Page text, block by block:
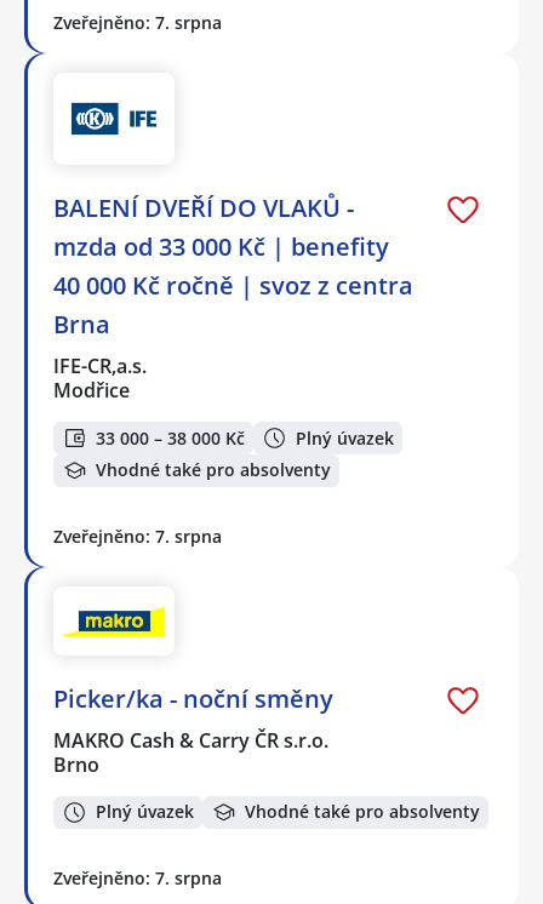
Zveřejněno: 7. srpna
BALENÍ DVEŘÍ DO VLAKŮ -
mzda od 33 000 Kč | benefity
40 000 Kč ročně | svoz z centra
Brna
IFE-CR,a.s.
Modřice
33 000 – 38 000 Kč
Plný úvazek
Vhodné také pro absolventy
Zveřejněno: 7. srpna
Picker/ka - noční směny
MAKRO Cash & Carry ČR s.r.o.
Brno
Plný úvazek Vhodné také pro absolventy
Zveřejněno: 7. srpna